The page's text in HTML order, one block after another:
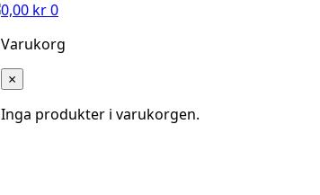
0,00 kr0
Varukorg
×
Inga produkter i varukorgen.